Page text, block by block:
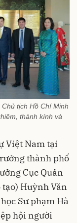
tịch Hồ Chí Minh
thành kính và
Việt Nam tại
thành phố
Cục Quản
Huỳnh Văn
Sư phạm Hà
hội người